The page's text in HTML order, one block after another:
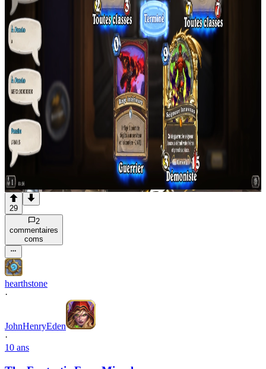
29
2
commentaires
coms
hearthstone
·
JohnHenryEden
·
10 ans